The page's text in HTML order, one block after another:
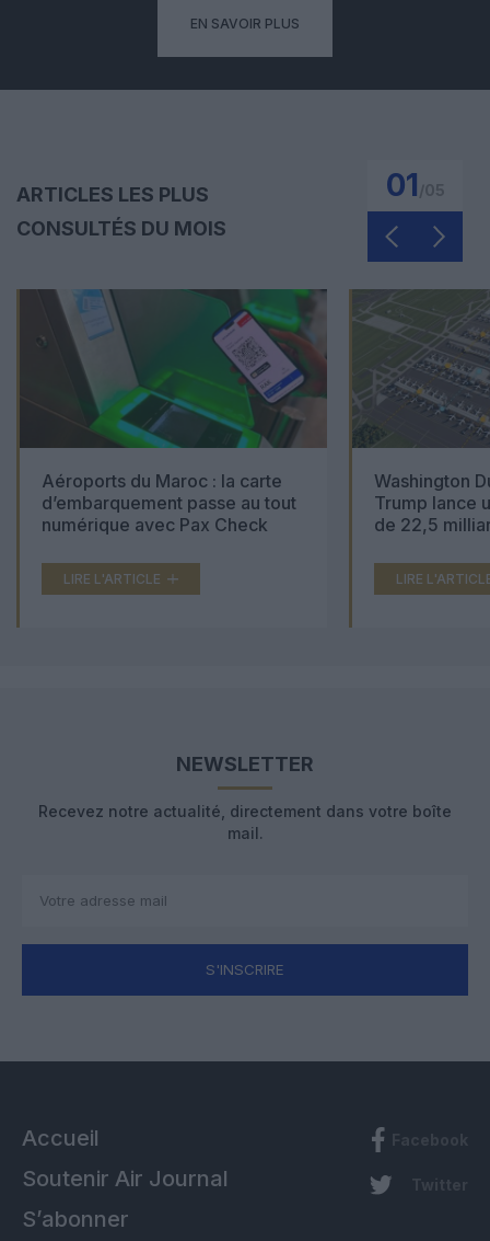
EN SAVOIR PLUS
ARTICLES LES PLUS
CONSULTÉS DU MOIS
01
Aéroports du Maroc : la carte
d’embarquement passe au tout
numérique avec Pax Check
LIRE L'ARTICLE
Washington
Trump lance
de 22,5
LIRE
NEWSLETTER
Recevez notre actualité, directement dans votre boîte
mail.
S'INSCRIRE
Accueil
Soutenir Air Journal
S’abonner